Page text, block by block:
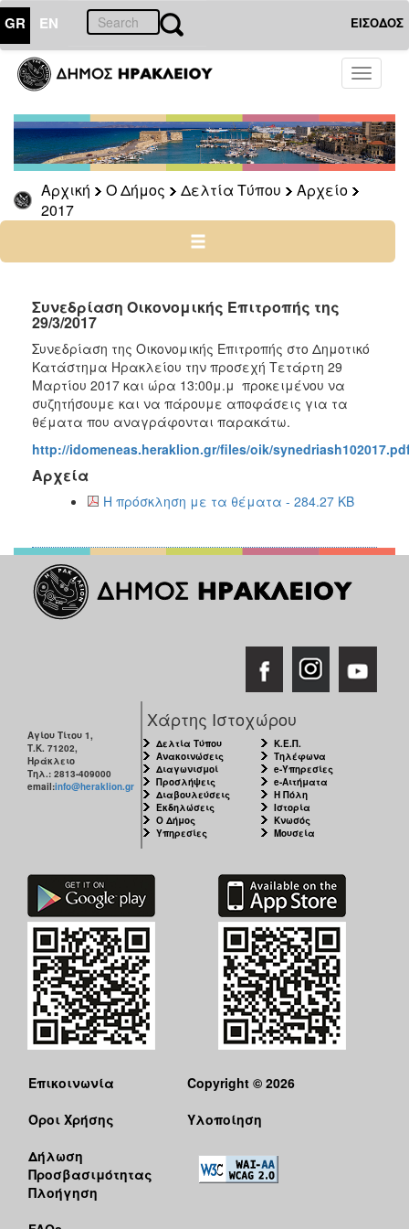
GR EN ΕΙΣΟΔΟΣ
Toggle
Αρχική Ο Δήμος Δελτία Τύπου
Αρχείο
2017
ΔΗΜΟΣ
Δελτία
Τύπου
Αρχείο
2026
2025
2022
2021
2020
2019
2018
2016
2015
2012
2011
2010
ΤΟΠΟΣ
ΜΑΣ
ΠΟΛΙΤΙΣΜΟΣ
Συνεδρίαση Οικονομικής Επιτροπής της
29/3/2017
Συνεδρίαση της Οικονομικής Επιτροπής στο Δημοτικό
Κατάστημα Ηρακλείου την προσεχή Τετάρτη 29
Μαρτίου 2017 και ώρα 13:00μ.μ προκειμένου να
συζητήσουμε και να πάρουμε αποφάσεις για τα
θέματα που αναγράφονται παρακάτω.
http://idomeneas.heraklion.gr/files/oik/
Αρχεία
Η πρόσκληση με τα θέματα - 284.27 KB
Αγίου Τίτου 1,
Τ.Κ. 71202,
Ηράκλειο
Τηλ.: 2813-409000
email:info@heraklion.gr
Χάρτης Ιστοχώρου
Δελτία Τύπου
Ανακοινώσεις
Διαγωνισμοί
Προσλήψεις
Διαβουλεύσεις
Εκδηλώσεις
Ο Δήμος
Υπηρεσίες
Κ.Ε.Π.
Τηλέφωνα
e-Υπηρεσίες
e-Αιτήματα
Η Πόλη
Ιστορία
Κνωσός
Μουσεία
Επικοινωνία
Όροι Χρήσης
Δήλωση
Προσβασιμότητας
Πλοήγηση
Copyright © 2026
Υλοποίηση